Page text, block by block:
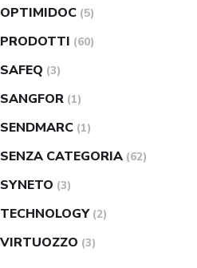
OPTIMIDOC (5)
PRODOTTI (60)
SAFEQ (3)
SANGFOR (1)
SENDMARC (1)
SENZA CATEGORIA (62)
SYNETO (3)
TECHNOLOGY (2)
VIRTUOZZO (3)